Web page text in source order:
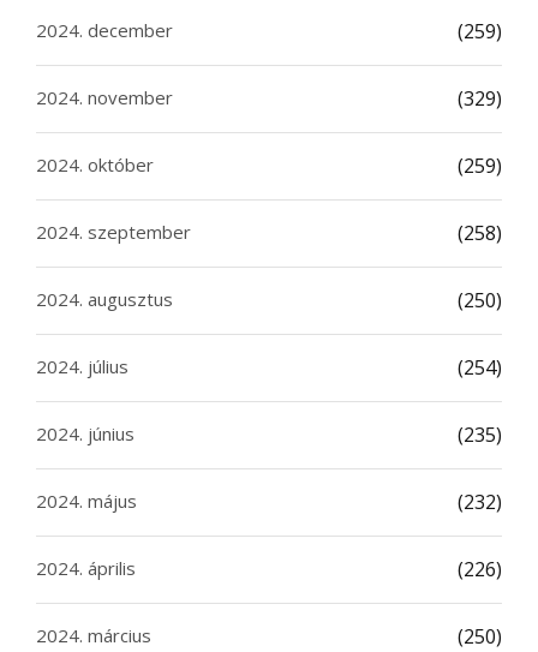
2024. december (259)
2024. november (329)
2024. október (259)
2024. szeptember (258)
2024. augusztus (250)
2024. július (254)
2024. június (235)
2024. május (232)
2024. április (226)
2024. március (250)